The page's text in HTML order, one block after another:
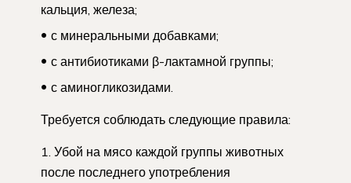
кальция, железа;
с минеральными добавками;
с антибиотиками β-лактамной группы;
с аминогликозидами.
Требуется соблюдать следующие правила:
Убой на мясо каждой группы животных
после последнего употребления